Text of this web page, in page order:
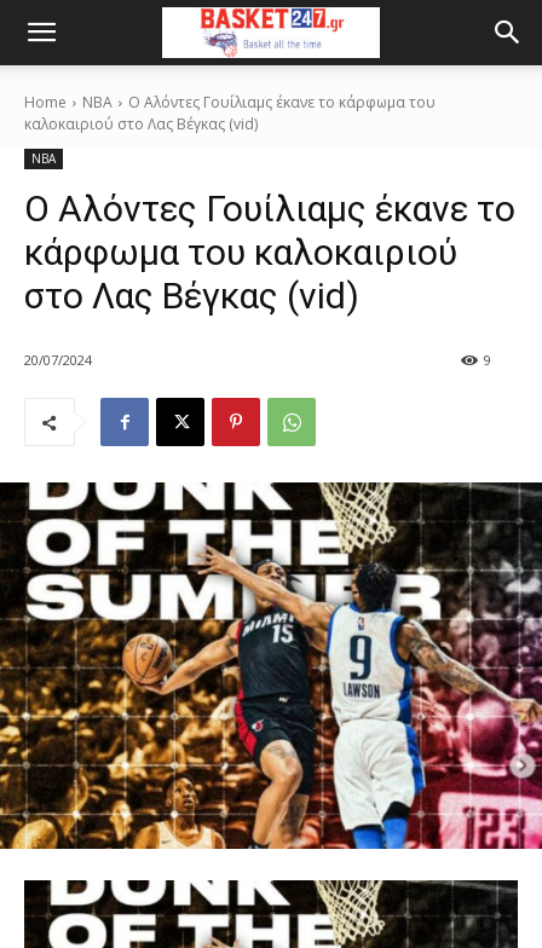
Home NBA
Ο Αλόντες Γουίλιαμς έκανε το κάρφωμα του
καλοκαιριού στο Λας Βέγκας (vid)
NBA
Ο Αλόντες Γουίλιαμς έκανε το
κάρφωμα του καλοκαιριού
στο Λας Βέγκας (vid)
20/07/2024 9